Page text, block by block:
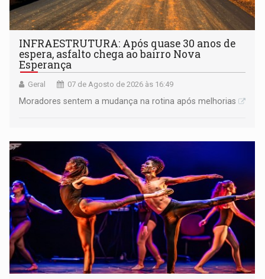
INFRAESTRUTURA: Após quase 30 anos de
espera, asfalto chega ao bairro Nova
Esperança
Geral 07 de Agosto de 2026 às 16:49
Moradores sentem a mudança na rotina após melhorias